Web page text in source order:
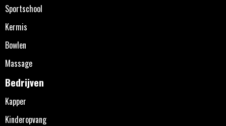
Sportschool
Kermis
Bowlen
Massage
Bedrijven
Kapper
Kinderopvang